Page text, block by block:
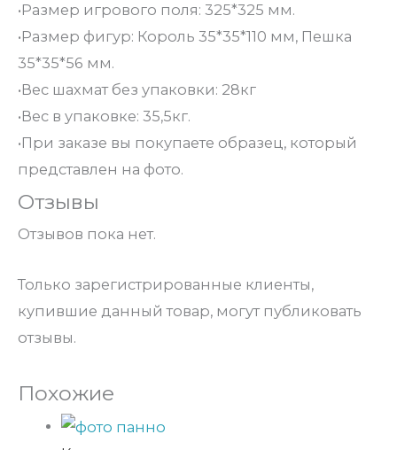
•Размер игрового поля: 325*325 мм.
•Размер фигур: Король 35*35*110 мм, Пешка
35*35*56 мм.
•Вес шахмат без упаковки: 28кг
•Вес в упаковке: 35,5кг.
•При заказе вы покупаете образец, который
представлен на фото.
Отзывы
Отзывов пока нет.
Только зарегистрированные клиенты,
купившие данный товар, могут публиковать
отзывы.
Похожие